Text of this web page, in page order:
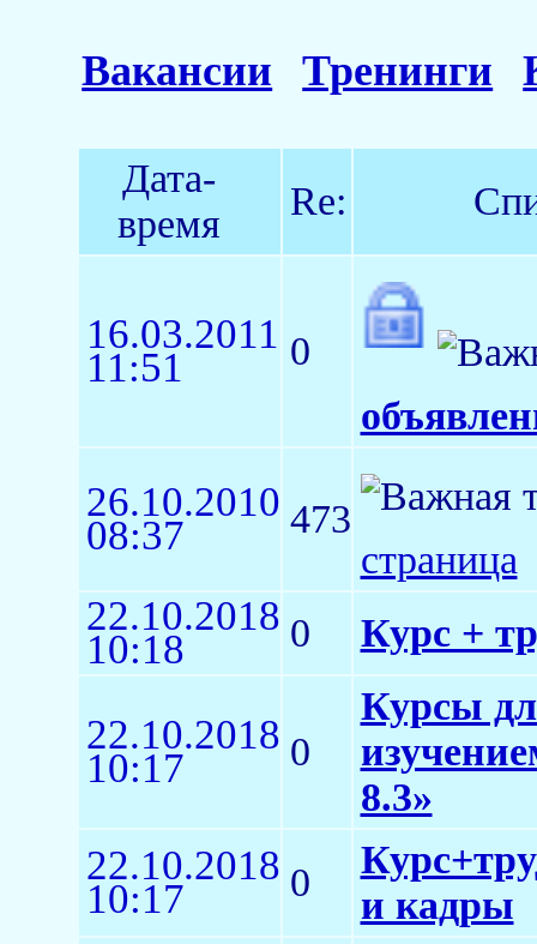
Вакансии Тренинги
Дата-
время
Re:
16.03.2011
11:51
0
26.10.2010
08:37
473
страница
22.10.2018
10:18 0 Курс +
22.10.2018
10:17 0
Курсы
8.3»
22.10.2018
10:17 0
и кадры